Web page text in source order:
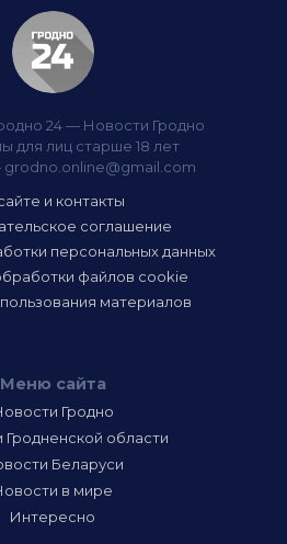
24 — Новости Гродно
для лиц старше 18 лет
grodno.online@gmail.com
и контакты
соглашение
персональных данных
файлов cookie
материалов
Меню сайта
Гродно
Гродненской области
Беларуси
в мире
Интересно